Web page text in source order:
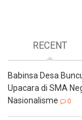
RECENT
Babinsa Desa
Upacara di SMA
Nasionalisme
0